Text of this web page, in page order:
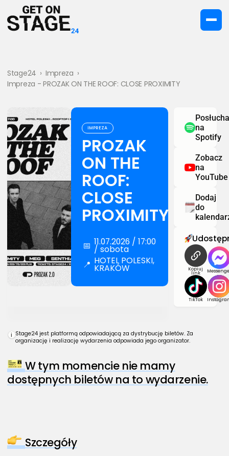
Stage24 › Impreza ›
Impreza - PROZAK ON THE ROOF: CLOSE PROXIMITY
IMPREZA
PROZAK
ON THE
ROOF:
CLOSE
PROXIMITY
📅 11.07.2026 / 17:00
/ sobota
📍 HOTEL POLESKI,
KRAKÓW
na
Spotify
Zobacz
na
YouTube
Dodaj
do
Kopiuj
link
TikTok
i Stage24 jest platformą odpowiadającą za dystrybucję biletów. Za
organizację i realizację wydarzenia odpowiada jego organizator.
W tym momencie nie mamy
dostępnych biletów na to wydarzenie.
Szczegóły